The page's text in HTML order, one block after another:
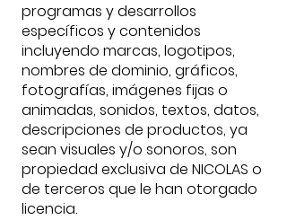
programas y desarrollos
específicos y contenidos
incluyendo marcas, logotipos,
nombres de dominio, gráficos,
fotografías, imágenes fijas o
animadas, sonidos, textos, datos,
descripciones de productos, ya
sean visuales y/o sonoros, son
propiedad exclusiva de NICOLAS o
de terceros que le han otorgado
licencia.